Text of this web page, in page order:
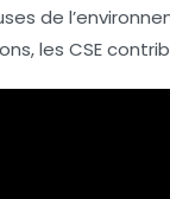
de
les CSE